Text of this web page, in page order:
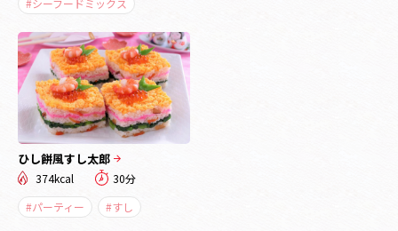
#シーフードミックス
ひし餅風すし太郎
374kcal
30分
#パーティー
#すし